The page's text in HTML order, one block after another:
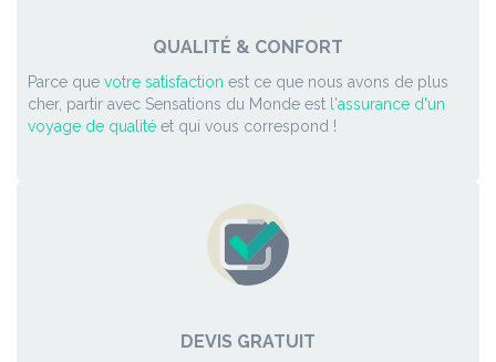
QUALITÉ & CONFORT
Parce que votre satisfaction est ce que nous avons de plus
cher, partir avec Sensations du Monde est l'assurance d'un
voyage de qualité et qui vous correspond !
DEVIS GRATUIT